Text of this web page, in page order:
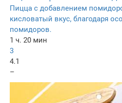
Пицца с добавлением
кисловатый вкус, благодаря
помидоров.
1 ч. 20 мин
3
4.1
–